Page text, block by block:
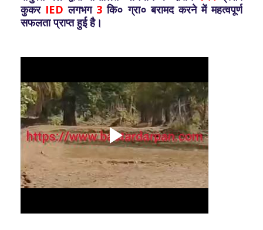
कुकर IED लगभग 3 कि० ग्रा० बरामद करने में महत्वपूर्ण
सफलता प्राप्त हुई है।